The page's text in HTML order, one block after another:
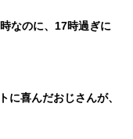
なのに、17時過ぎに
に喜んだおじさんが、